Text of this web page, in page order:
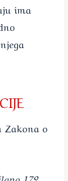
ima
Zakona o